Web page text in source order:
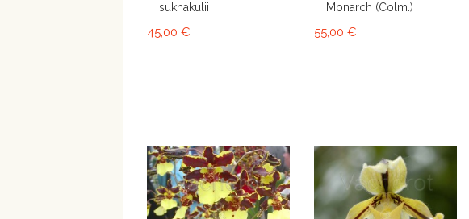
sukhakulii
45,00 €
Monarch (Colm.)
55,00 €